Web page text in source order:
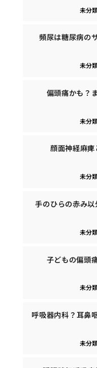
未分
頻尿は糖尿病の
未分
偏頭痛かも？
未分
顔面神経麻
未分
手のひらの赤み
未分
子どもの偏頭
未分
呼吸器内科？耳鼻
未分